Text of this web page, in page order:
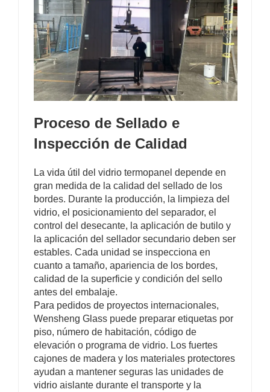
Proceso de Sellado e
Inspección de Calidad
La vida útil del vidrio termopanel depende en
gran medida de la calidad del sellado de los
bordes. Durante la producción, la limpieza del
vidrio, el posicionamiento del separador, el
control del desecante, la aplicación de butilo y
la aplicación del sellador secundario deben ser
estables. Cada unidad se inspecciona en
cuanto a tamaño, apariencia de los bordes,
calidad de la superficie y condición del sello
antes del embalaje.
Para pedidos de proyectos internacionales,
Wensheng Glass puede preparar etiquetas por
piso, número de habitación, código de
elevación o programa de vidrio. Los fuertes
cajones de madera y los materiales protectores
ayudan a mantener seguras las unidades de
vidrio aislante durante el transporte y la